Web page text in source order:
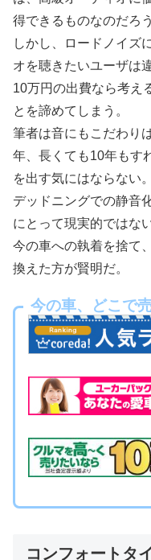
得できるものなのだろう
しかし、ロードノイズ
オを聴きたいユーザは
10万円の出費なら考え
とを諦めてしまう。
筆者は音にもこだわり
年、長くても10年もす
を出す気にはならない。
デッドニングでの静音
にとって現実的ではな
今の車への執着を捨て
換えた方が賢明だ。
今の車、どこで
コンフォートタ